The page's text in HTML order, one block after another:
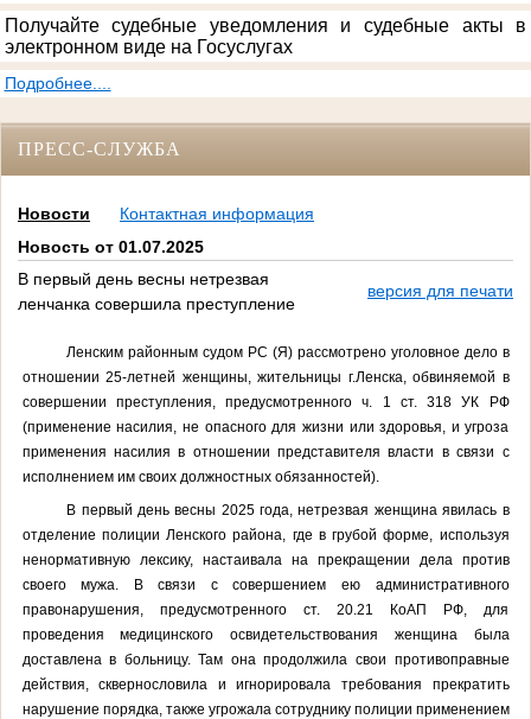
Получайте судебные уведомления и судебные акты в
электронном виде на Госуслугах
Подробнее....
ПРЕСС-СЛУЖБА
Новости
Контактная информация
Новость от 01.07.2025
В первый день весны нетрезвая
ленчанка совершила преступление
версия для печати
Ленским районным судом РС (Я) рассмотрено уголовное дело в
отношении 25-летней женщины, жительницы г.Ленска, обвиняемой в
совершении преступления, предусмотренного ч. 1 ст. 318 УК РФ
(применение насилия, не опасного для жизни или здоровья, и угроза
применения насилия в отношении представителя власти в связи с
исполнением им своих должностных обязанностей).
В первый день весны 2025 года, нетрезвая женщина явилась в
отделение полиции Ленского района, где в грубой форме, используя
ненормативную лексику, настаивала на прекращении дела против
своего мужа. В связи с совершением ею административного
правонарушения, предусмотренного ст. 20.21 КоАП РФ, для
проведения медицинского освидетельствования женщина была
доставлена в больницу. Там она продолжила свои противоправные
действия, сквернословила и игнорировала требования прекратить
нарушение порядка, также угрожала сотруднику полиции применением